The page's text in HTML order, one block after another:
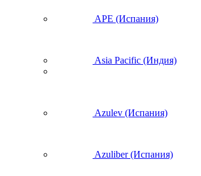
APE (Испания)
Asia Pacific (Индия)
Azulev (Испания)
Azuliber (Испания)